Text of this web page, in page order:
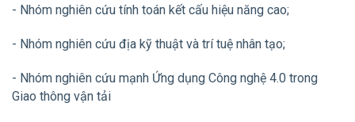
- Nhóm nghiên cứu tính toán kết cấu hiệu năng cao;
- Nhóm nghiên cứu địa kỹ thuật và trí tuệ nhân tạo;
- Nhóm nghiên cứu mạnh Ứng dụng Công nghệ 4.0 trong
Giao thông vận tải